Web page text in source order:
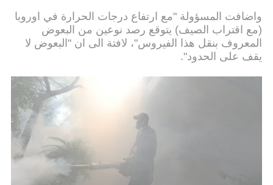
واضافت المسؤولة "مع ارتفاع درجات الحرارة في اوروبا
(مع اقتراب الصيف) يتوقع رصد نوعين من البعوض
المعروف بنقل هذا الفيروس"، لافتة الى ان "البعوض لا
يقف على الحدود".